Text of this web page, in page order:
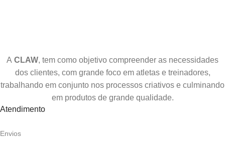
A CLAW, tem como objetivo compreender as necessidades
dos clientes, com grande foco em atletas e treinadores,
trabalhando em conjunto nos processos criativos e culminando
em produtos de grande qualidade.
Atendimento
Envios